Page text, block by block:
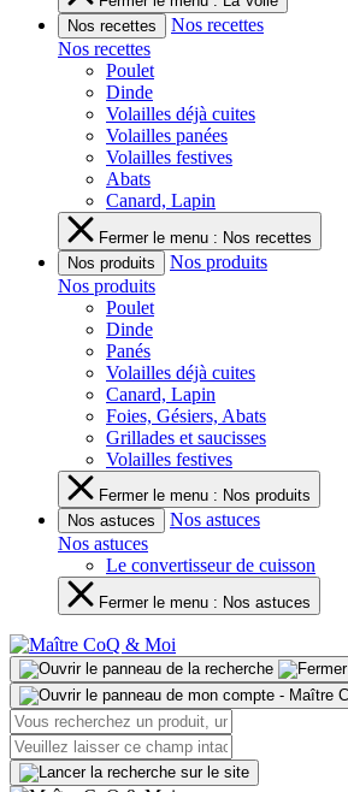
Nos recettes
Nos recettes
Nos recettes
Poulet
Dinde
Volailles déjà cuites
Volailles panées
Volailles festives
Abats
Canard, Lapin
Fermer le menu : Nos recettes
Nos produits
Nos produits
Nos produits
Poulet
Dinde
Panés
Volailles déjà cuites
Canard, Lapin
Foies, Gésiers, Abats
Grillades et saucisses
Volailles festives
Fermer le menu : Nos produits
Nos astuces
Nos astuces
Nos astuces
Le convertisseur de cuisson
Fermer le menu : Nos astuces